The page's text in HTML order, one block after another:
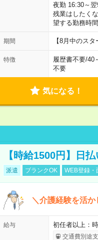
夜勤 16:30～
残業はしたく
望する勤務時
期間 【8月中のス
特徴 履歴書不要/40
不要
気になる！
【時給1500円】日
派遣 ブランクOK WEB登録・
＼介護経験を活
給与 初任者以上：
交通費別途